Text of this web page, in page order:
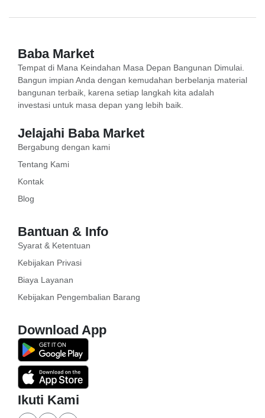
Baba Market
Tempat di Mana Keindahan Masa Depan Bangunan Dimulai.
Bangun impian Anda dengan kemudahan berbelanja material
bangunan terbaik, karena setiap langkah kita adalah
investasi untuk masa depan yang lebih baik.
Jelajahi Baba Market
Bergabung dengan kami
Tentang Kami
Kontak
Blog
Bantuan & Info
Syarat & Ketentuan
Kebijakan Privasi
Biaya Layanan
Kebijakan Pengembalian Barang
Download App
Ikuti Kami